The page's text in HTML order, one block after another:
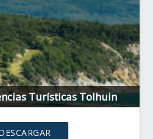
Turísticas Tolhuin